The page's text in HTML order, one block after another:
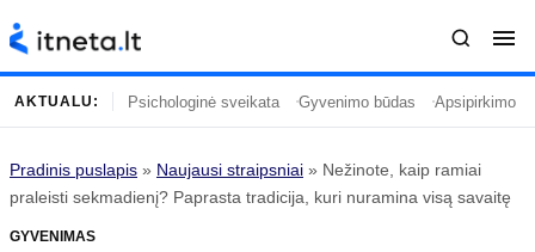
Turinys
Naujausi straipsniai
Temos
AKTUALU: Psichologinė sveikata Gyvenimo būdas Apsipirkimo
Pradinis puslapis » Naujausi straipsniai » Nežinote, kaip ramiai
praleisti sekmadienį? Paprasta tradicija, kuri nuramina visą savaitę
GYVENIMAS